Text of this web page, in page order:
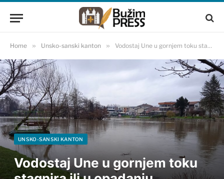
Home » Unsko-sanski kanton » Vodostaj Une u gornjem toku stagnira ili u opadanju
UNSKO-SANSKI KANTON
Vodostaj Une u gornjem toku